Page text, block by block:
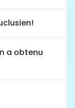
a obtenu